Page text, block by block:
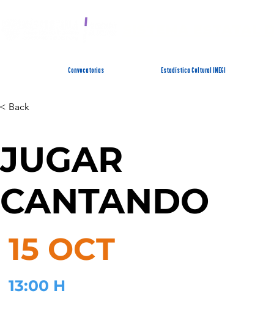
Convocatorias Estadística Cultural INEGI
< Back
JUGAR
CANTANDO
15 OCT
13:00 H